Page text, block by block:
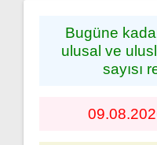
Bugüne
ulusal ve
sayısı